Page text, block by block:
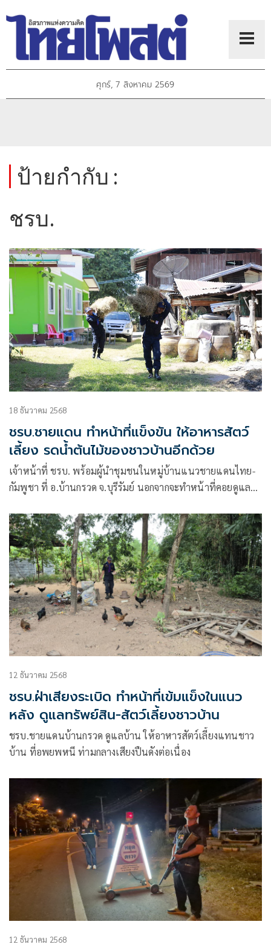
ศุกร์, 7 สิงหาคม 2569
ป้ายกำกับ :
ชรบ.
18 ธันวาคม 2568
ชรบ.ชายแดน ทำหน้าที่แข็งขัน ให้อาหารสัตว์
เลี้ยง รดน้ำต้นไม้ของชาวบ้านอีกด้วย
เจ้าหน้าที่ ชรบ. พร้อมผู้นำชุมชนในหมู่บ้านแนวชายแดนไทย-
กัมพูชา ที่ อ.บ้านกรวด จ.บุรีรัมย์ นอกจากจะทำหน้าที่คอยดูแล
อพยพแล้ว ยังคงต้องหมั่นคอยไปเอาอาหารให้กับสัตว์เลี้ยงด้วย
12 ธันวาคม 2568
ชรบ.ฝ่าเสียงระเบิด ทำหน้าที่เข้มแข็งในแนว
หลัง ดูแลทรัพย์สิน-สัตว์เลี้ยงชาวบ้าน
ชรบ.ชายแดนบ้านกรวด ดูแลบ้าน ให้อาหารสัตว์เลี้ยงแทนชาว
บ้าน ที่อพยพหนี ท่ามกลางเสียงปืนดังต่อเนื่อง
12 ธันวาคม 2568